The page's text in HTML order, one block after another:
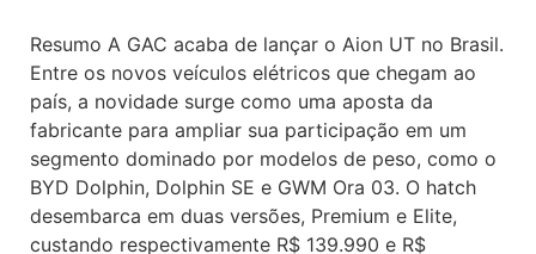
Resumo A GAC acaba de lançar o Aion UT no Brasil.
Entre os novos veículos elétricos que chegam ao
país, a novidade surge como uma aposta da
fabricante para ampliar sua participação em um
segmento dominado por modelos de peso, como o
BYD Dolphin, Dolphin SE e GWM Ora 03. O hatch
desembarca em duas versões, Premium e Elite,
custando respectivamente R$ 139.990 e R$